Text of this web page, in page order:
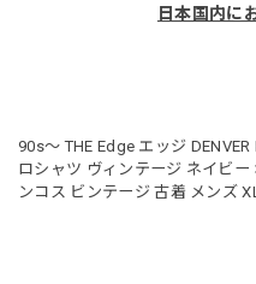
日本国内に
90s〜 THE Edge エッジ
ロシャツ ヴィンテージ ネイビ
ンコス ビンテージ 古着 メンズ